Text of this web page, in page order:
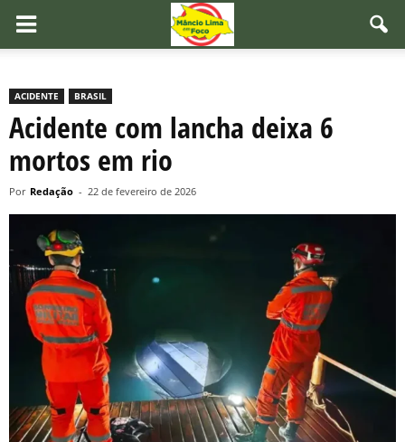
ACIDENTE BRASIL
Acidente com lancha deixa 6
mortos em rio
Por Redação - 22 de fevereiro de 2026